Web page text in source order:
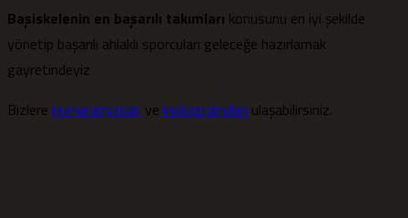
Başiskelenin en başarılı takımları konusunu en iyi şekilde
yönetip başarılı ahlaklı sporcuları geleceğe hazırlamak
gayretindeyiz
Bizlere numaramızdan ve instagramdan ulaşabilirsiniz.